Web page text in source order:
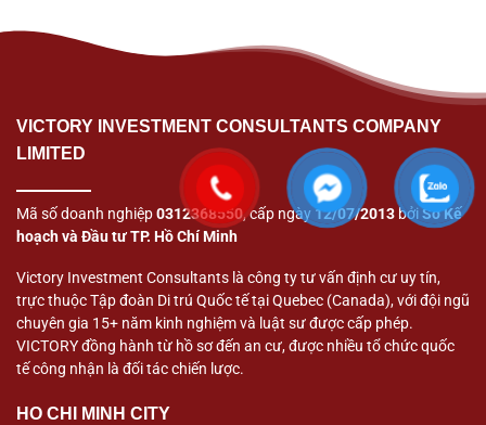
VICTORY INVESTMENT CONSULTANTS COMPANY
LIMITED
Mã số doanh nghiệp0312368550, cấp ngày12/07/2013 bởiSở Kế
hoạch và Đầu tư TP. Hồ Chí Minh
Victory Investment Consultants là công ty tư vấn định cư uy tín,
trực thuộc Tập đoàn Di trú Quốc tế tại Quebec (Canada), với đội ngũ
chuyên gia 15+ năm kinh nghiệm và luật sư được cấp phép.
VICTORY đồng hành từ hồ sơ đến an cư, được nhiều tổ chức quốc
tế công nhận là đối tác chiến lược.
HO CHI MINH CITY